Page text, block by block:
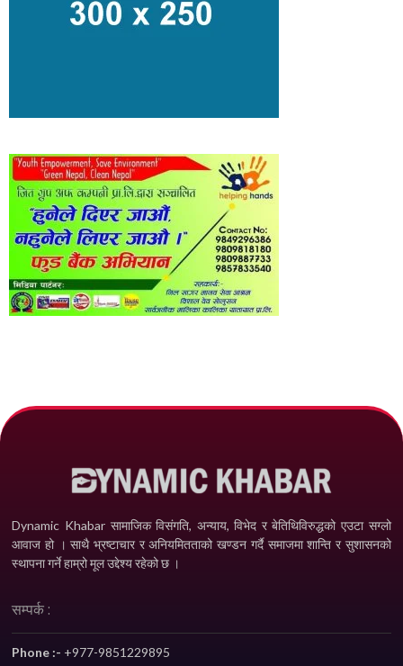
Dynamic Khabar सामाजिक विसंगति, अन्याय, विभेद­ र बेतिथिविरुद्धको एउटा सग्लो
आवाज हो । साथै भ्रष्टाचार र अनियमितताको खण्डन गर्दै समाजमा शान्ति र सुशासनको
स्थापना गर्ने हाम्रो मूल उद्देश्य रहेको छ ।
सम्पर्क :
Phone :- +977-9851229895